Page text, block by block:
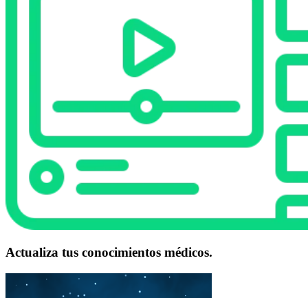
Actualiza tus conocimientos médicos.